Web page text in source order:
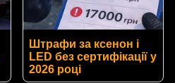
Штрафи за ксенон і
LED без сертифікації у
2026 році